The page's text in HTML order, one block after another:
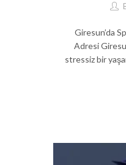
Giresun’da
Adresi
stressiz bir